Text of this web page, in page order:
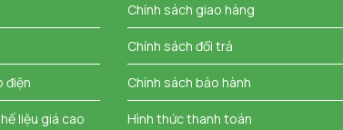
điện
liệu giá cao
Chính sách giao hàng
Chính sách đổi trả
Chính sách bảo hành
Hình thức thanh toán